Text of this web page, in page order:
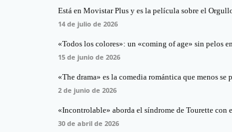
Está en Movistar Plus y es la película sobre el
14 de julio de 2026
«Todos los colores»: un «coming of age» sin pelos
15 de junio de 2026
«The drama» es la comedia romántica que menos se
2 de junio de 2026
«Incontrolable» aborda el síndrome de Tourette con
30 de abril de 2026